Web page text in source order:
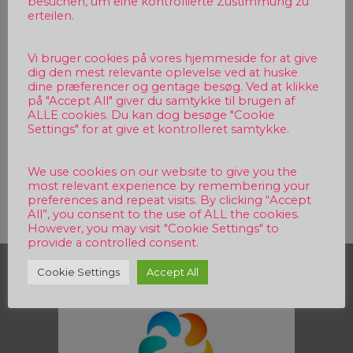
Beitragsnavigation
Sponsor
erteilen.
Vi bruger cookies på vores hjemmeside for at give
dig den mest relevante oplevelse ved at huske
dine præferencer og gentage besøg. Ved at klikke
på "Accept All" giver du samtykke til brugen af
ALLE cookies. Du kan dog besøge "Cookie
Settings" for at give et kontrolleret samtykke.
We use cookies on our website to give you the
most relevant experience by remembering your
preferences and repeat visits. By clicking “Accept
All”, you consent to the use of ALL the cookies.
However, you may visit "Cookie Settings" to
provide a controlled consent.
Cookie Settings Accept All